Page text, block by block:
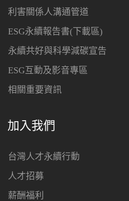
利害關係人溝通管道
ESG永續報告書(下載區)
永續共好與科學減碳宣告
ESG互動及影音專區
相關重要資訊
加入我們
台灣人才永續行動
人才招募
薪酬福利